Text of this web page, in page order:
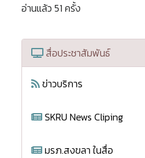
อ่านแล้ว 51 ครั้ง
สื่อประชาสัมพันธ์
ข่าวบริการ
SKRU News Cliping
มรภ.สงขลา ในสื่อ